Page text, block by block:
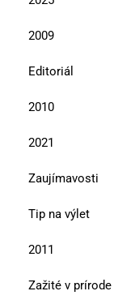
2009
Editoriál
2010
2021
Zaujímavosti
Tip na výlet
2011
Zažité v prírode